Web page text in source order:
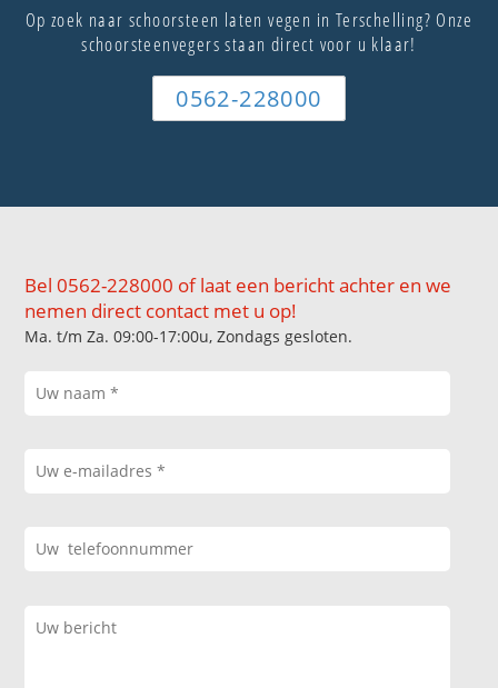
Op zoek naar schoorsteen laten vegen in Terschelling? Onze
schoorsteenvegers staan direct voor u klaar!
0562-228000
Bel 0562-228000 of laat een bericht achter en we
nemen direct contact met u op!
Ma. t/m Za. 09:00-17:00u, Zondags gesloten.